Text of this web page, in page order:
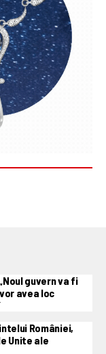
guvern va fi
avea loc
României,
Unite ale